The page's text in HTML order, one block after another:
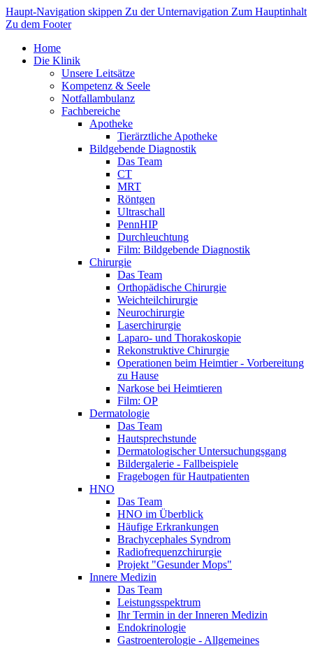
Haupt-Navigation skippen Zu der Unternavigation Zum Hauptinhalt
Zu dem Footer
Home
Die Klinik
Unsere Leitsätze
Kompetenz & Seele
Notfallambulanz
Fachbereiche
Apotheke
Tierärztliche Apotheke
Bildgebende Diagnostik
Das Team
CT
MRT
Röntgen
Ultraschall
PennHIP
Durchleuchtung
Film: Bildgebende Diagnostik
Chirurgie
Das Team
Orthopädische Chirurgie
Weichteilchirurgie
Neurochirurgie
Laserchirurgie
Laparo- und Thorakoskopie
Rekonstruktive Chirurgie
Operationen beim Heimtier - Vorbereitung
zu Hause
Narkose bei Heimtieren
Film: OP
Dermatologie
Das Team
Hautsprechstunde
Dermatologischer Untersuchungsgang
Bildergalerie - Fallbeispiele
Fragebogen für Hautpatienten
HNO
Das Team
HNO im Überblick
Häufige Erkrankungen
Brachycephales Syndrom
Radiofrequenzchirurgie
Projekt "Gesunder Mops"
Innere Medizin
Das Team
Leistungsspektrum
Ihr Termin in der Inneren Medizin
Endokrinologie
Gastroenterologie - Allgemeines